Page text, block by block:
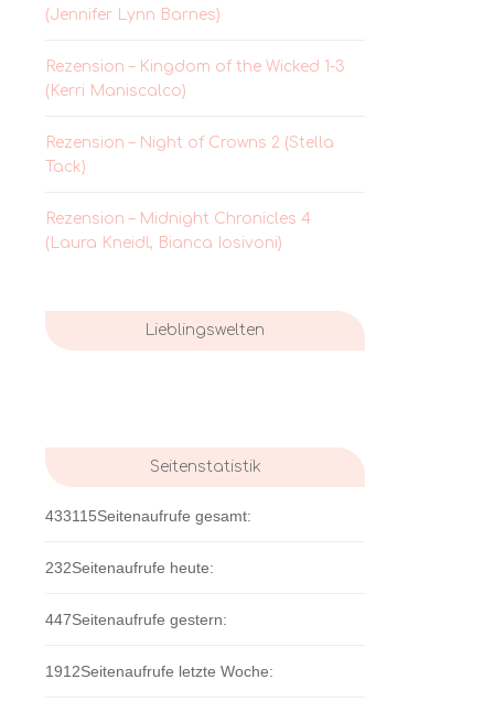
(Jennifer Lynn Barnes)
Rezension – Kingdom of the Wicked 1-3
(Kerri Maniscalco)
Rezension – Night of Crowns 2 (Stella
Tack)
Rezension – Midnight Chronicles 4
(Laura Kneidl, Bianca Iosivoni)
Lieblingswelten
Seitenstatistik
433115Seitenaufrufe gesamt:
232Seitenaufrufe heute:
447Seitenaufrufe gestern:
1912Seitenaufrufe letzte Woche: